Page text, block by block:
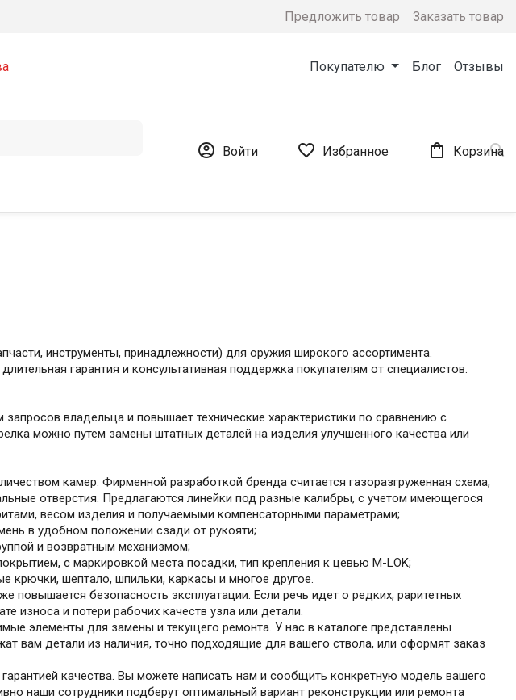
Предложить товар Заказать товар
Покупателю Блог Отзывы

 Войти  Избранное  Корзина
инструменты, принадлежности) для оружия широкого ассортимента.
гарантия и консультативная поддержка покупателям от специалистов.
владельца и повышает технические характеристики по сравнению с
можно путем замены штатных деталей на изделия улучшенного качества или
камер. Фирменной разработкой бренда считается газоразгруженная схема,
отверстия. Предлагаются линейки под разные калибры, с учетом имеющегося
весом изделия и получаемыми компенсаторными параметрами;
в удобном положении сзади от рукояти;
и возвратным механизмом;
с маркировкой места посадки, тип крепления к цевью M-LOK;
крючки, шептало, шпильки, каркасы и многое другое.
безопасность эксплуатации. Если речь идет о редких, раритетных
износа и потери рабочих качеств узла или детали.
элементы для замены и текущего ремонта. У нас в каталоге представлены
вам детали из наличия, точно подходящие для вашего ствола, или оформят заказ
качества. Вы можете написать нам и сообщить конкретную модель вашего
наши сотрудники подберут оптимальный вариант реконструкции или ремонта